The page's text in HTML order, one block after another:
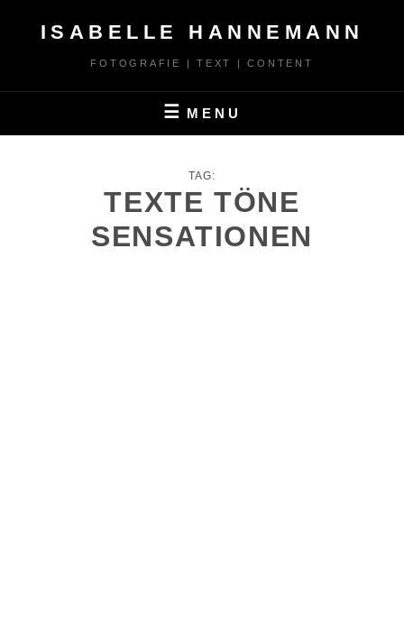
ISABELLE HANNEMANN
FOTOGRAFIE | TEXT | CONTENT
MENU
TAG:
TEXTE TÖNE
SENSATIONEN